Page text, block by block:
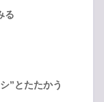
る
”とたたかう